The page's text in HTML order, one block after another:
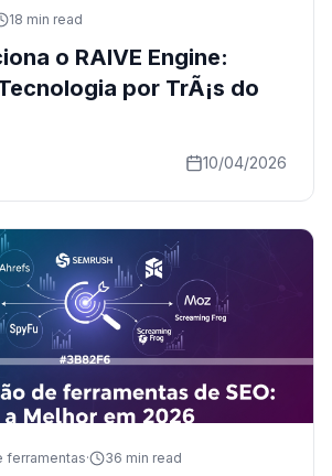
18 min read
o RAIVE Engine:
por TrÃ¡s do
10/04/2026
ferramentas· 36 min read